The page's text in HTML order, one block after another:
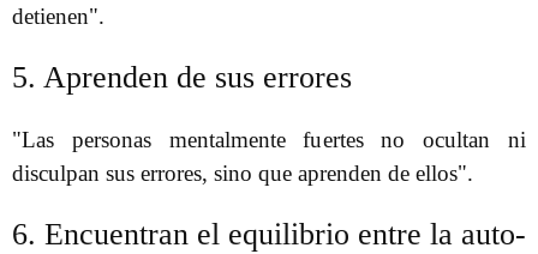
detienen".
5. Aprenden de sus errores
"Las personas mentalmente fuertes no ocultan ni
disculpan sus errores, sino que aprenden de ellos".
6. Encuentran el equilibrio entre la auto-